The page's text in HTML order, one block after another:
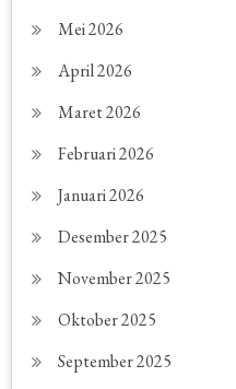
Mei 2026
April 2026
Maret 2026
Februari 2026
Januari 2026
Desember 2025
November 2025
Oktober 2025
September 2025